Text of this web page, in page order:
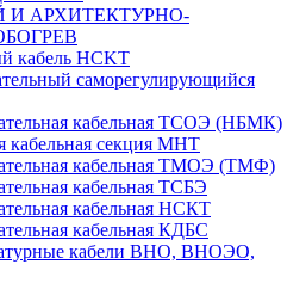
АРХИТЕКТУРНО-
кабель НCKТ
саморегулирующийся
кабельная ТСОЭ (НБМК)
кабельная секция МНТ
кабельная ТМОЭ (ТМФ)
кабельная ТСБЭ
кабельная НСКТ
кабельная КДБС
кабели ВНО, ВНОЭО,